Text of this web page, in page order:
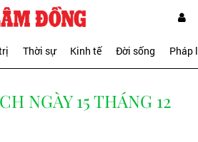
Thời sự Kinh tế Đời sống Pháp
NGÀY 15 THÁNG 12